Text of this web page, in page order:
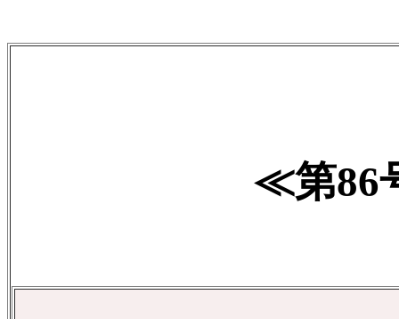
≪第86